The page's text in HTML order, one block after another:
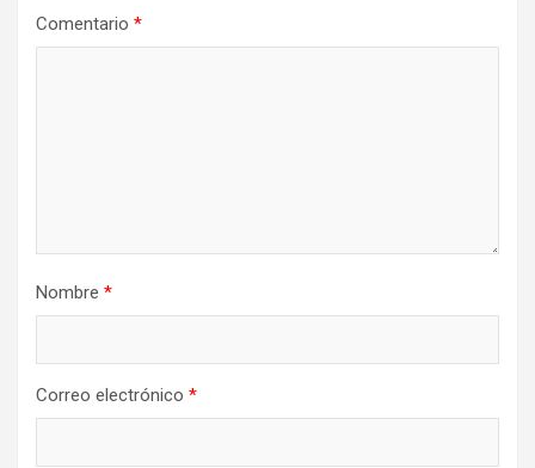
Comentario *
Nombre *
Correo electrónico *